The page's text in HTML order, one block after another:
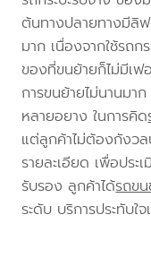
ต้นทางปลายทางมีลิ
มาก เนื่องจากใช้รถ
ของที่ขนย้ายก็ไม่มีเฟ
การขนย้ายไม่นานมา
หลายอยาง ในการคิด
แต่ลูกค้าไม่ต้องกังว
รายละเอียด เพื่อประ
รับรอง ลูกค้าได้รถข
ระดับ บริการประทับใ